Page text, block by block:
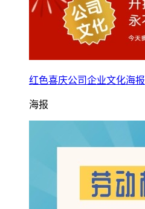
红色喜庆公司企业文化海报
海报